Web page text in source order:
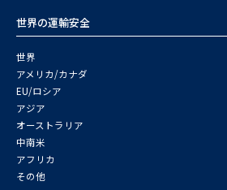
世界の運輸安全
世界
アメリカ/カナダ
EU/ロシア
アジア
オーストラリア
中南米
アフリカ
その他